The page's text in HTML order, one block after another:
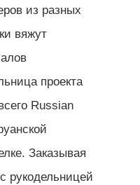
из разных
вяжут
проекта
Russian
Заказывая
рукодельницей